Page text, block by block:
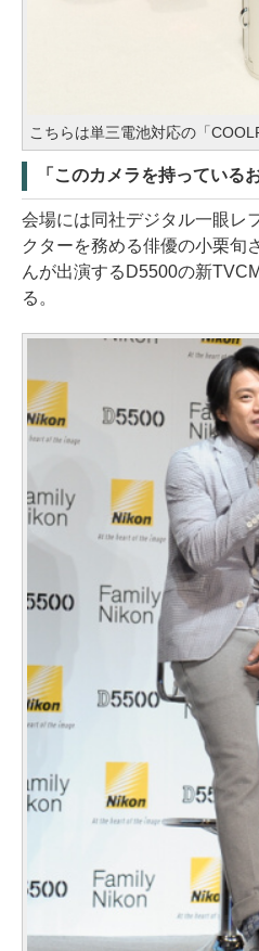
こちらは単三電池対応の「
「このカメラを持っている
会場には同社デジタル一眼レ
クターを務める俳優の小栗旬
んが出演するD5500の新
る。